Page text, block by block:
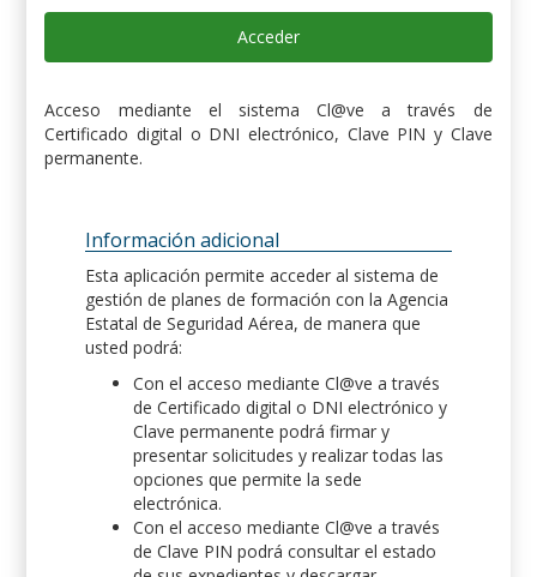
Acceder
Acceso mediante el sistema Cl@ve a través de
Certificado digital o DNI electrónico, Clave PIN y Clave
permanente.
Información adicional
Esta aplicación permite acceder al sistema de
gestión de planes de formación con la Agencia
Estatal de Seguridad Aérea, de manera que
usted podrá:
Con el acceso mediante Cl@ve a través
de Certificado digital o DNI electrónico y
Clave permanente podrá firmar y
presentar solicitudes y realizar todas las
opciones que permite la sede
electrónica.
Con el acceso mediante Cl@ve a través
de Clave PIN podrá consultar el estado